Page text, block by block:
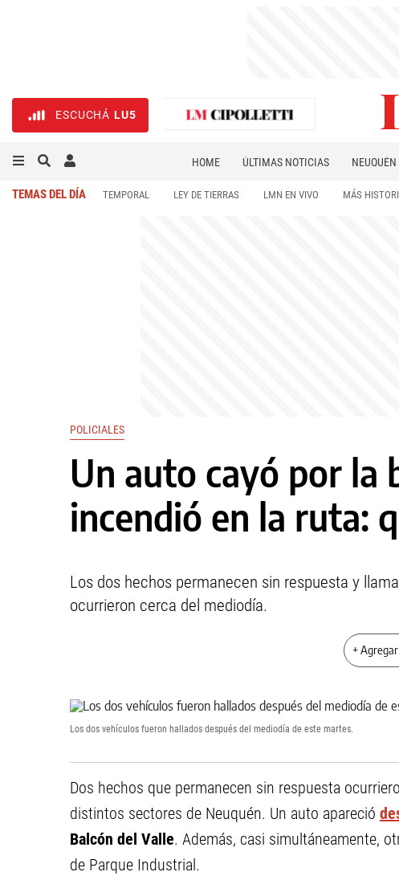
ESCUCHÁ LU5
HOME ÚLTIMAS NOTICIAS NEUQUÉN
TEMAS DEL DÍA TEMPORAL LEY DE TIERRAS LMN EN VIVO MÁS
POLICIALES
Un auto cayó por la
incendió en la ruta:
Los dos hechos permanecen sin respuesta y
ocurrieron cerca del mediodía.
+
Los dos vehículos fueron hallados después del mediodía de este martes.
Dos hechos que permanecen sin respuesta
distintos sectores de Neuquén. Un auto apareció
Balcón del Valle. Además, casi simultáneamente,
de Parque Industrial.